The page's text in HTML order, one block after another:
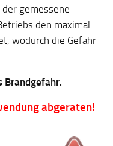
gemessene
den maximal
wodurch die Gefahr
Brandgefahr.
abgeraten!